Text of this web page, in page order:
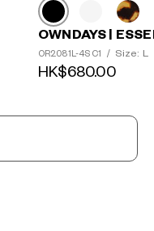
OWNDAYS |
OR2081L-4S C1 / Size: L
HK$680.00